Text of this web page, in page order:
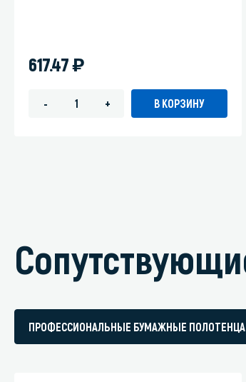
617.47)
- + В КОРЗИНУ
ПРОФЕССИОНАЛЬНЫЕ БУМАЖНЫЕ ПОЛОТЕНЦА